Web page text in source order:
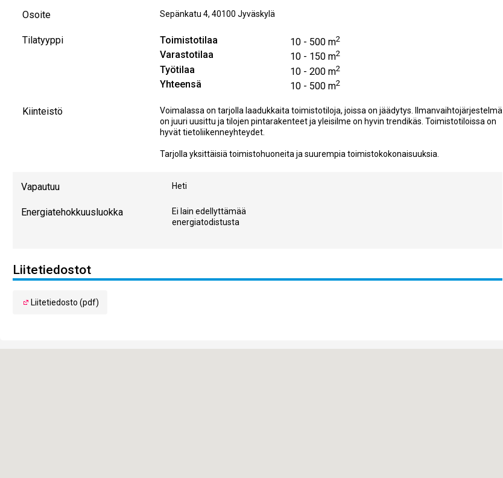
Osoite Sepänkatu 4, 40100 Jyväskylä
Tilatyyppi Toimistotilaa 10 - 500 m2
Varastotilaa 10 - 150 m2
Työtilaa 10 - 200 m2
Yhteensä 10 - 500 m2
Kiinteistö
Voimalassa on tarjolla laadukkaita toimistotiloja, joissa on jäädytys. Ilmanvaihtojärjestelmä
on juuri uusittu ja tilojen pintarakenteet ja yleisilme on hyvin trendikäs. Toimistotiloissa on
hyvät tietoliikenneyhteydet.
Tarjolla yksittäisiä toimistohuoneita ja suurempia toimistokokonaisuuksia.
Vapautuu Heti
Energiatehokkuusluokka
Ei lain edellyttämää
energiatodistusta
Liitetiedostot
Liitetiedosto (pdf)